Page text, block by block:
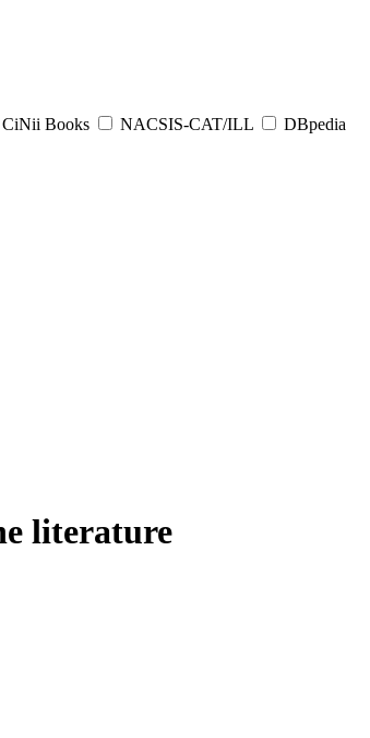
CiNii Books NACSIS-CAT/ILL
DBpedia
literature